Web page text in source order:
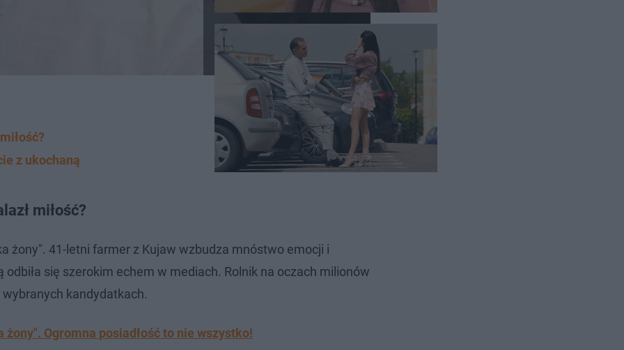
z ukochaną
miłość?
żony". 41-letni farmer z Kujaw wzbudza mnóstwo emocji i
się szerokim echem w mediach. Rolnik na oczach milionów
kandydatkach.
Ogromna posiadłość to nie wszystko!